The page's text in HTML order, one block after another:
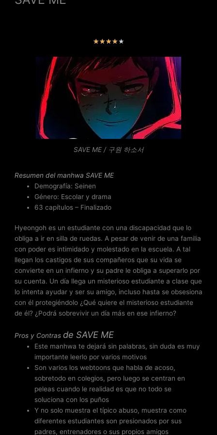
★★★★★V
l
r
a
o
n
SAVE ME / 구원 하소서
Resumen del manhwa SAVE ME
Demografía: Seinen
Género: Escolar y drama
63 capítulos – Finalizado
Hyeongoh es un estudiante con una discapacidad que lo
obliga a ir en silla de ruedas. A pesar de venir de una familia
con poder es intimidado y molestado en la escuela. A tal
llegan los castigos de sus compañeros que su vida se
convierte en un infierno y su padre le obliga a superarlo por
su cuenta. Un día llega un misterioso estudiante a clase que
lo intenta ayudar y ser su amigo, incluso hasta se obsesiona
con él protegiéndolo ¿Qué quiere el misterioso estudiante
de él? ¿Podrá sobrevivir un día más en ese infierno?
Pros y Contras de SAVE ME
Este manhwa te dejará sin palabras, sin duda es muy
importante leerlo por varios motivos
Son varios los webtoons que habla de acoso,
sobretodo en colegios, pero luego se centran en
peleas cuando le realidad es que no todo se
soluciona con los puños
Y no solo muestra el típico abuso, muestra como
diferentes estudiantes son presionados por sus
padres, entrenadores o sus propios amigos